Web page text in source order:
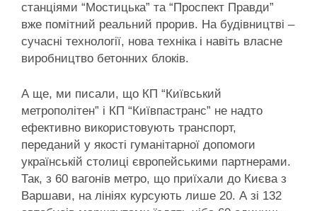
станціями “Мостицька” та “Проспект Правди”
вже помітний реальний прорив. На будівництві –
сучасні технології, нова техніка і навіть власне
виробництво бетонних блоків.
А ще, ми писали, що КП “Київський
метрополітен” і КП “Київпастранс” не надто
ефективно використовують транспорт,
переданий у якості гуманітарної допомоги
українській столиці європейськими партнерами.
Так, з 60 вагонів метро, що приїхали до Києва з
Варшави, на лініях курсують лише 20. А зі 132